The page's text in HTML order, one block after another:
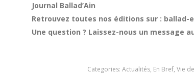
Journal Ballad’Ain
Retrouvez toutes nos éditions sur : ballad-
Une question ? Laissez-nous un message au
Categories: Actualités, En Bref, Vie